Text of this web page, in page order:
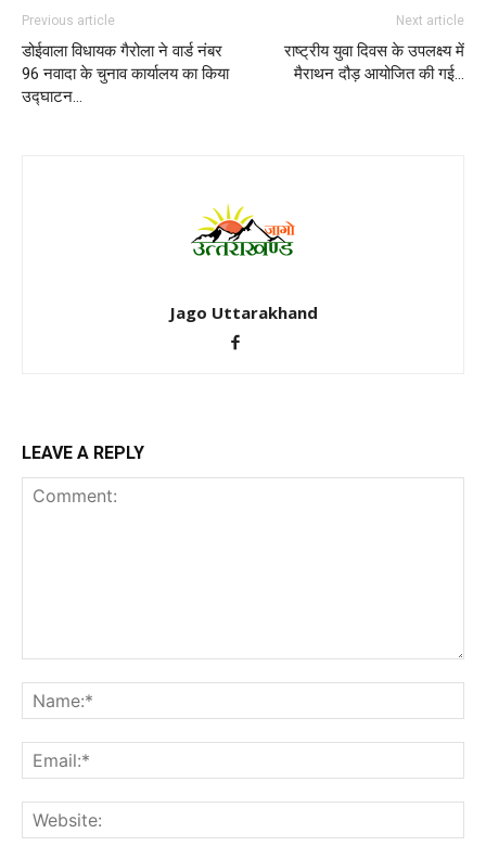
Previous article
डोईवाला विधायक गैरोला ने वार्ड नंबर
96 नवादा के चुनाव कार्यालय का किया
उद्घाटन…
Next article
राष्ट्रीय युवा दिवस के उपलक्ष्य में
मैराथन दौड़ आयोजित की गई…
Jago Uttarakhand
LEAVE A REPLY